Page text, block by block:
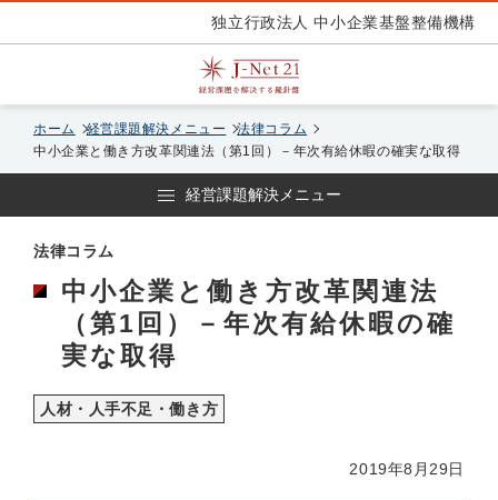
独立行政法人 中小企業基盤整備機構
ホーム 経営課題解決メニュー
法律コラム
中小企業と働き方改革関連法（第1回）－年次有給休暇の確実な取得
経営課題解決メニュー
法律コラム
中小企業と働き方改革関連法
（第1回）－年次有給休暇の確
実な取得
人材・人手不足・働き方
2019年8月29日